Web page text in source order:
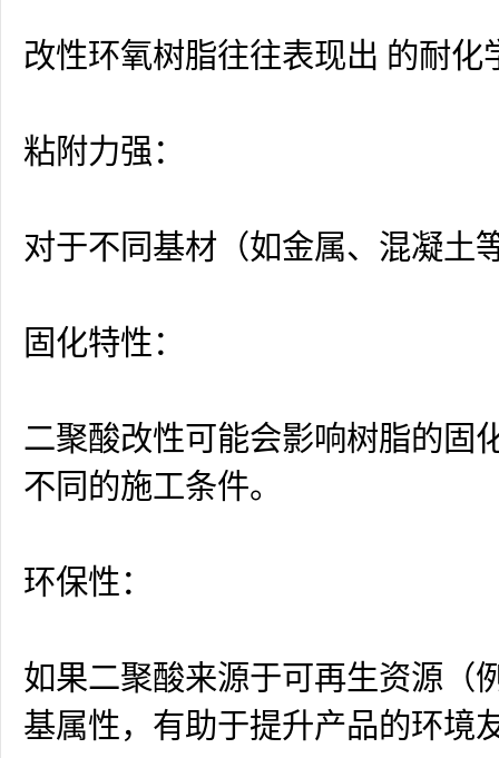
改性环氧树脂往往表现出 的耐化
粘附力强：
对于不同基材（如金属、混凝土
固化特性：
二聚酸改性可能会影响树脂的固
不同的施工条件。
环保性：
如果二聚酸来源于可再生资源（
基属性，有助于提升产品的环境